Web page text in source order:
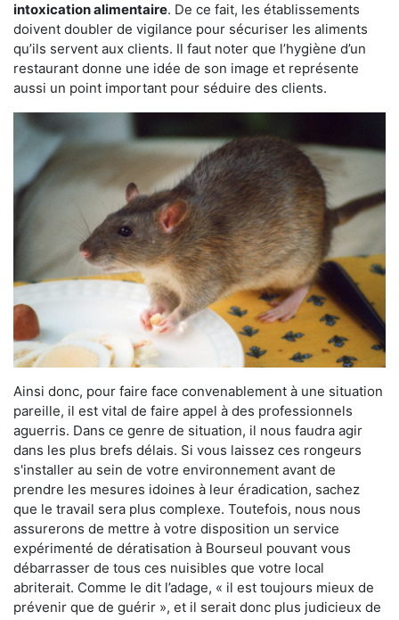
intoxication alimentaire. De ce fait, les établissements
doivent doubler de vigilance pour sécuriser les aliments
qu’ils servent aux clients. Il faut noter que l’hygiène d’un
restaurant donne une idée de son image et représente
aussi un point important pour séduire des clients.
Ainsi donc, pour faire face convenablement à une situation
pareille, il est vital de faire appel à des professionnels
aguerris. Dans ce genre de situation, il nous faudra agir
dans les plus brefs délais. Si vous laissez ces rongeurs
s'installer au sein de votre environnement avant de
prendre les mesures idoines à leur éradication, sachez
que le travail sera plus complexe. Toutefois, nous nous
assurerons de mettre à votre disposition un service
expérimenté de dératisation à Bourseul pouvant vous
débarrasser de tous ces nuisibles que votre local
abriterait. Comme le dit l’adage, « il est toujours mieux de
prévenir que de guérir », et il serait donc plus judicieux de